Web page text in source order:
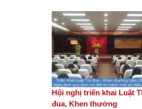
Hội nghị triển khai Luật
đua, Khen thưởng